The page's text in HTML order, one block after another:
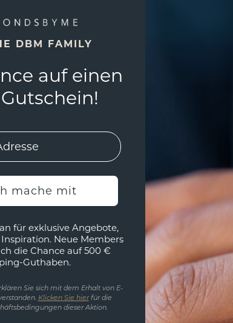
DBM FAMILY
auf einen
mache mit
für exklusive Angebote,
Neue Members
die Chance auf 500 €
Guthaben.
Sie sich mit dem Erhalt von E-
Klicken Sie hierfür die
dieser Aktion.